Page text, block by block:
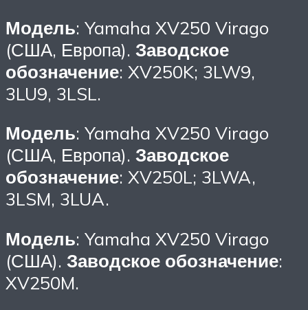
Модель: Yamaha XV250 Virago
(США, Европа). Заводское
обозначение: XV250K; 3LW9,
3LU9, 3LSL.
Модель: Yamaha XV250 Virago
(США, Европа). Заводское
обозначение: XV250L; 3LWA,
3LSM, 3LUA.
Модель: Yamaha XV250 Virago
(США). Заводское обозначение:
XV250M.